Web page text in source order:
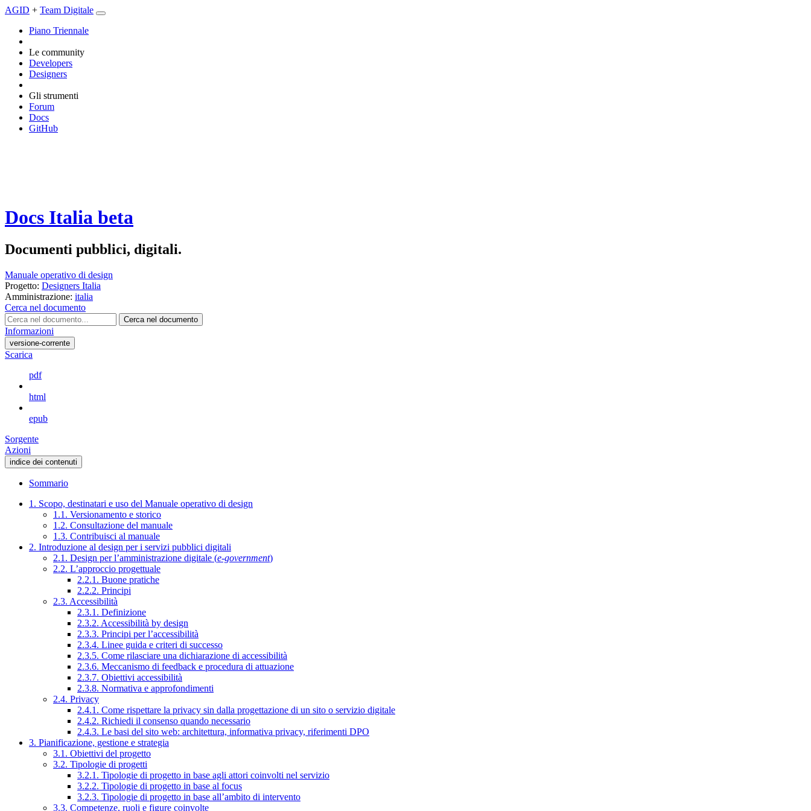
AGID + Team Digitale
Piano Triennale
Le community
Developers
Designers
Gli strumenti
Forum
Docs
GitHub
Docs Italia beta
Documenti pubblici, digitali.
Manuale operativo di design
Progetto: Designers Italia
Amministrazione: italia
Cerca nel documento
Cerca nel documento
Informazioni
versione-corrente
Scarica
pdf
html
epub
Sorgente
Azioni
indice dei contenuti
Sommario
1. Scopo, destinatari e uso del Manuale operativo di design
1.1. Versionamento e storico
1.2. Consultazione del manuale
1.3. Contribuisci al manuale
2. Introduzione al design per i servizi pubblici digitali
2.1. Design per l’amministrazione digitale (e-government)
2.2. L’approccio progettuale
2.2.1. Buone pratiche
2.2.2. Principi
2.3. Accessibilità
2.3.1. Definizione
2.3.2. Accessibilità by design
2.3.3. Principi per l’accessibilità
2.3.4. Linee guida e criteri di successo
2.3.5. Come rilasciare una dichiarazione di accessibilità
2.3.6. Meccanismo di feedback e procedura di attuazione
2.3.7. Obiettivi accessibilità
2.3.8. Normativa e approfondimenti
2.4. Privacy
2.4.1. Come rispettare la privacy sin dalla progettazione di un sito o servizio digitale
2.4.2. Richiedi il consenso quando necessario
2.4.3. Le basi del sito web: architettura, informativa privacy, riferimenti DPO
3. Pianificazione, gestione e strategia
3.1. Obiettivi del progetto
3.2. Tipologie di progetti
3.2.1. Tipologie di progetto in base agli attori coinvolti nel servizio
3.2.2. Tipologie di progetto in base al focus
3.2.3. Tipologie di progetto in base all’ambito di intervento
3.3. Competenze, ruoli e figure coinvolte